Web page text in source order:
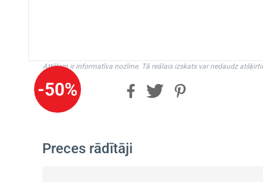
-50%
Attēlam ir informatīva nozīme. Tā reālais izskats var nedaudz
Preces rādītāji